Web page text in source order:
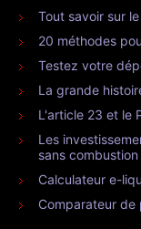
Tout savoir sur
20 méthodes
Testez votre
La grande
L'article 23 et le
Les
sans combustion
Calculateur e-
Comparateur de